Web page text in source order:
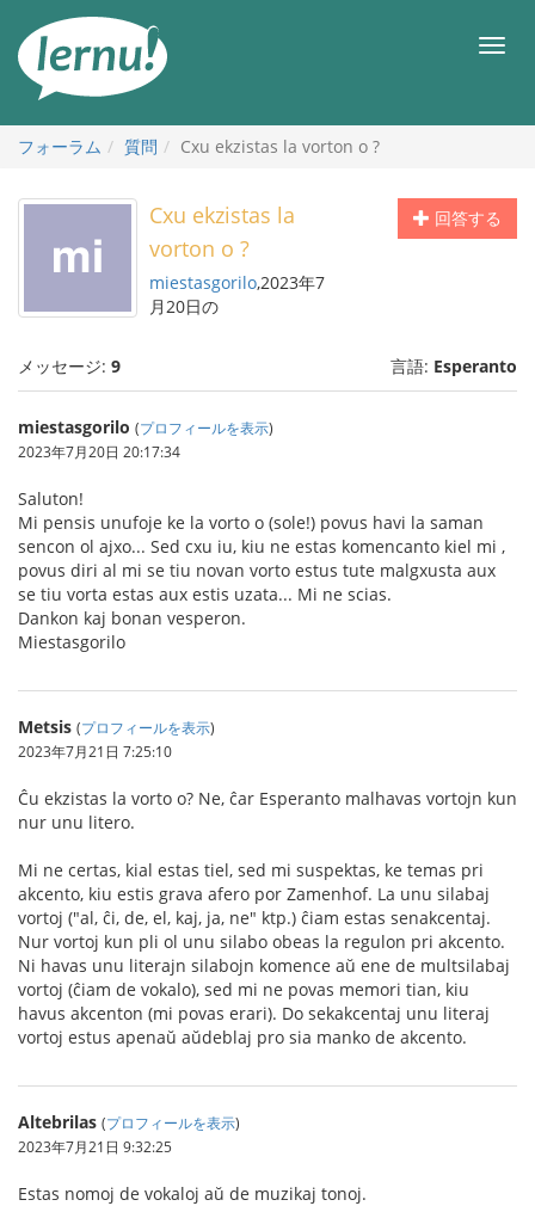
メ
フォーラム
質問 Cxu ekzistas la vorton o ?
回答する
Cxu ekzistas la
vorton o ?
miestasgorilo,2023年7
月20日の
メッセージ: 9 言語: Esperanto
miestasgorilo (プロフィールを表示)
2023年7月20日 20:17:34
Saluton!
Mi pensis unufoje ke la vorto o (sole!) povus havi la saman
sencon ol ajxo... Sed cxu iu, kiu ne estas komencanto kiel mi ,
povus diri al mi se tiu novan vorto estus tute malgxusta aux
se tiu vorta estas aux estis uzata... Mi ne scias.
Dankon kaj bonan vesperon.
Miestasgorilo
Metsis (プロフィールを表示)
2023年7月21日 7:25:10
Ĉu ekzistas la vorto o? Ne, ĉar Esperanto malhavas vortojn kun
nur unu litero.
Mi ne certas, kial estas tiel, sed mi suspektas, ke temas pri
akcento, kiu estis grava afero por Zamenhof. La unu silabaj
vortoj ("al, ĉi, de, el, kaj, ja, ne" ktp.) ĉiam estas senakcentaj.
Nur vortoj kun pli ol unu silabo obeas la regulon pri akcento.
Ni havas unu literajn silabojn komence aŭ ene de multsilabaj
vortoj (ĉiam de vokalo), sed mi ne povas memori tian, kiu
havus akcenton (mi povas erari). Do sekakcentaj unu literaj
vortoj estus apenaŭ aŭdeblaj pro sia manko de akcento.
Altebrilas (プロフィールを表示)
2023年7月21日 9:32:25
Estas nomoj de vokaloj aŭ de muzikaj tonoj.